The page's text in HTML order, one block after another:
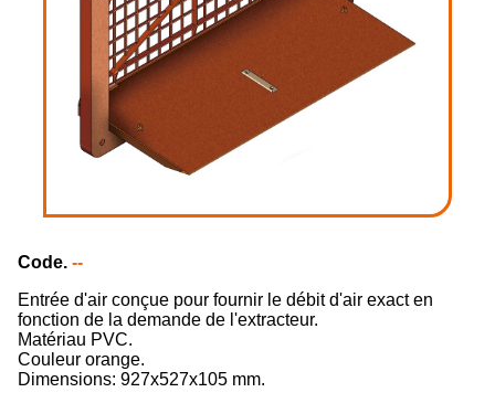
Code. --
Entrée d'air conçue pour fournir le débit d'air exact en
fonction de la demande de l'extracteur.
Matériau PVC.
Couleur orange.
Dimensions: 927x527x105 mm.